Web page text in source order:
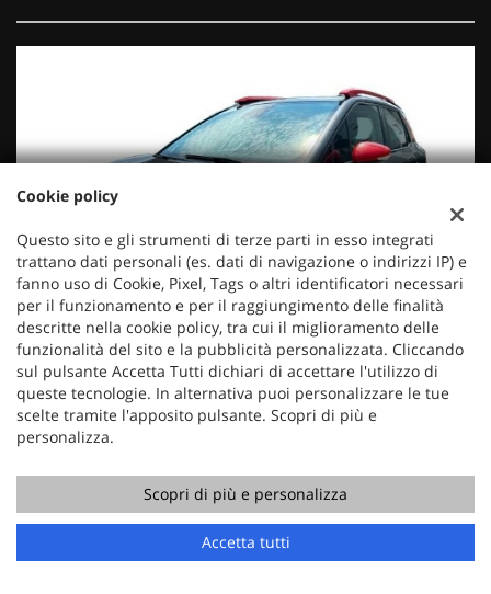
9.950 Euro
CITROEN C3 Aircross PureTech 110 S&S Shine
Usato, 11/2019
81 KW/110 CV
Benzina
Cambio Manuale (5)
Cookie policy
Questo sito e gli strumenti di terze parti in esso integrati
trattano dati personali (es. dati di navigazione o indirizzi IP) e
fanno uso di Cookie, Pixel, Tags o altri identificatori necessari
per il funzionamento e per il raggiungimento delle finalità
descritte nella cookie policy, tra cui il miglioramento delle
funzionalità del sito e la pubblicità personalizzata. Cliccando
sul pulsante Accetta Tutti dichiari di accettare l'utilizzo di
queste tecnologie. In alternativa puoi personalizzare le tue
scelte tramite l'apposito pulsante. Scopri di più e
personalizza.
Scopri di più e personalizza
Accetta tutti